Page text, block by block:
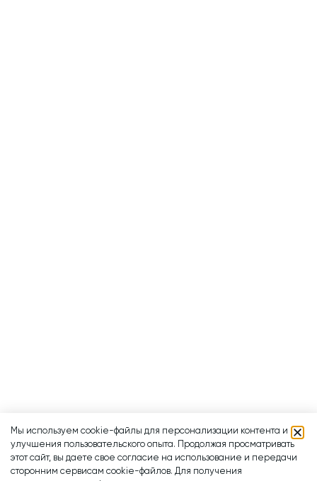
Мы используем cookie-файлы для персонализации контента и
улучшения пользовательского опыта. Продолжая просматривать
этот сайт, вы даете свое согласие на использование и передачи
сторонним сервисам cookie-файлов. Для получения